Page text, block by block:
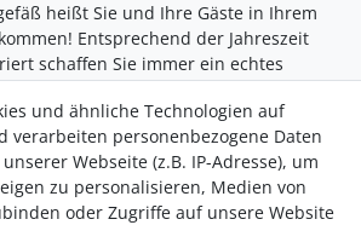
heißt Sie und Ihre Gäste in Ihrem
Entsprechend der Jahreszeit
schaffen Sie immer ein echtes
darauf, die Dekoration nicht auf hellen
da durch den natürlichen
abfärben könnte. Ebenso kann es
mit Haut, Textilien etc. kommen.
und ähnliche Technologien auf
verarbeiten personenbezogene Daten
Webseite (z.B. IP-Adresse), um
zu personalisieren, Medien von
oder Zugriffe auf unsere Website